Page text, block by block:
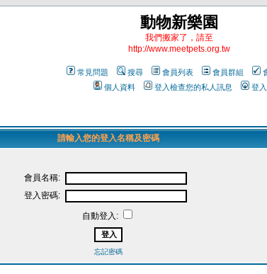
動物新樂園
我們搬家了，請至
http://www.meetpets.org.tw
常見問題 搜尋 會員列表 會員群組
個人資料
登入檢查您的私人訊息 登入
請輸入您的登入名稱及密碼
會員名稱:
登入密碼:
自動登入:
忘記密碼